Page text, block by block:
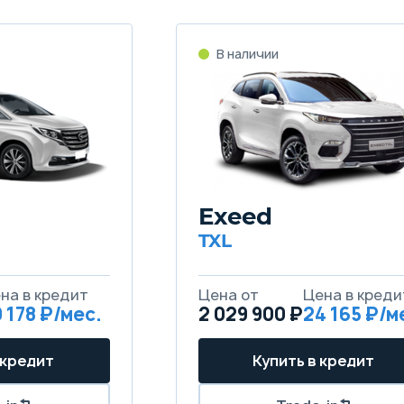
178
Exeed
TXL
2 029 900 ₽24 165